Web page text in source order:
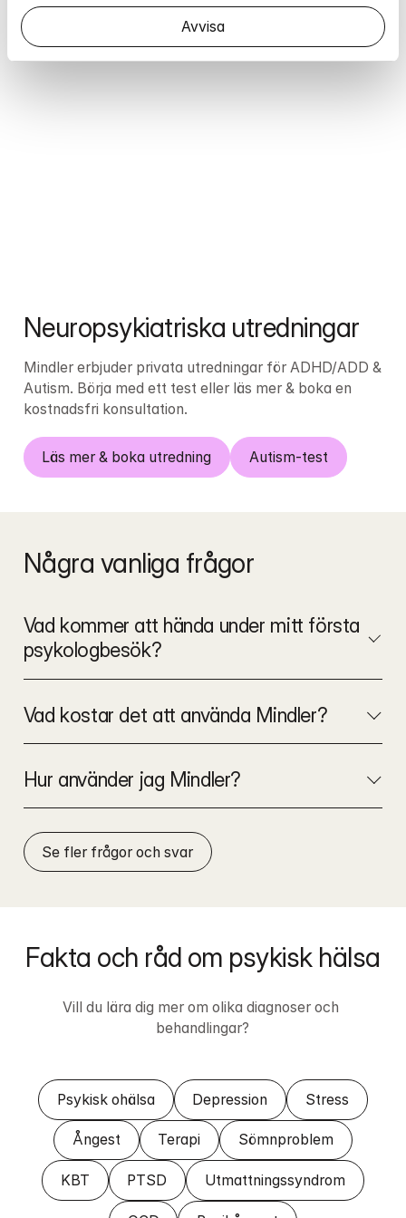
Avvisa
Emma
Neuropsykiatriska utredningar
Mindler erbjuder privata utredningar för ADHD/ADD &
Autism. Börja med ett test eller läs mer & boka en
kostnadsfri konsultation.
Läs mer & boka utredning Autism-test
Några vanliga frågor
Vad kommer att hända under mitt första
psykologbesök?
Vad kostar det att använda Mindler?
Hur använder jag Mindler?
Se fler frågor och svar
Fakta och råd om psykisk hälsa
Vill du lära dig mer om olika diagnoser och
behandlingar?
Psykisk ohälsa Depression Stress
Ångest Terapi Sömnproblem
KBT PTSD Utmattningssyndrom